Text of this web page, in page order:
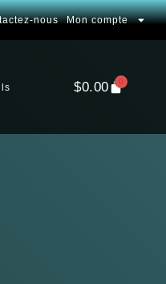
nous Mon compte
$0.00 0